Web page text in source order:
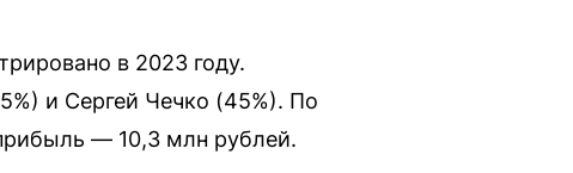
в 2023 году.
и Сергей Чечко (45%). По
— 10,3 млн рублей.